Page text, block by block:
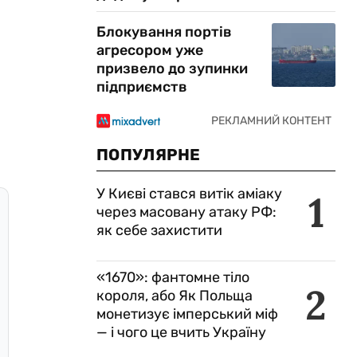
Блокування портів
агресором уже
призвело до зупинки
підприємств
ПОПУЛЯРНЕ
1
У Києві стався витік аміаку
через масовану атаку РФ:
як себе захистити
2
«1670»: фантомне тіло
короля, або Як Польща
монетизує імперський міф
— і чого це вчить Україну